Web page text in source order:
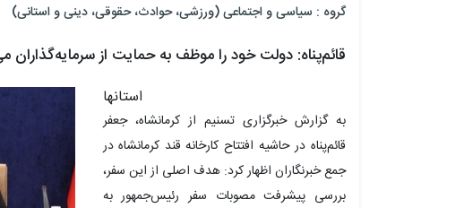
گروه : سیاسی و اجتماعی (ورزشی، حوادث، حقوقی، دینی و استانی)
قائم‌پناه: دولت خود را موظف به حمایت از سرمایه‌گذاران
استانها
به گزارش خبرگزاری تسنیم از کرمانشاه، جعفر
قائم‌پناه در حاشیه افتتاح کارخانه قند کرمانشاه در
جمع خبرنگاران اظهار کرد: هدف اصلی از این سفر،
بررسی پیشرفت مصوبات سفر رئیس‌جمهور به